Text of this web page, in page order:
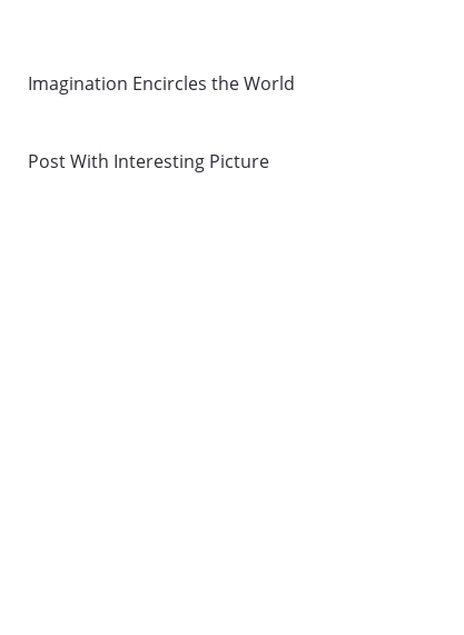
Imagination Encircles the World
Post With Interesting Picture